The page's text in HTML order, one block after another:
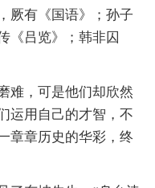
厥有《国语》；孙子
《吕览》；韩非囚
难，可是他们却欣然
运用自己的才智，不
章章历史的华彩，终